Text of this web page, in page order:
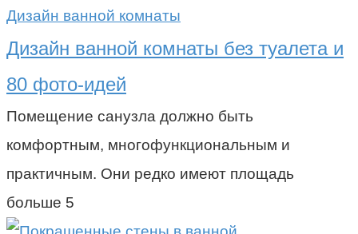
Дизайн ванной комнаты
Дизайн ванной комнаты без туалета и
80 фото-идей
Помещение санузла должно быть
комфортным, многофункциональным и
практичным. Они редко имеют площадь
больше 5